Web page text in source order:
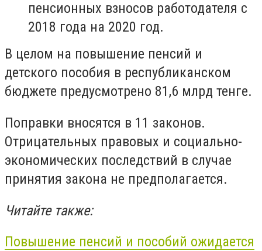
пенсионных взносов работодателя с
2018 года на 2020 год.
В целом на повышение пенсий и
детского пособия в республиканском
бюджете предусмотрено 81,6 млрд тенге.
Поправки вносятся в 11 законов.
Отрицательных правовых и социально-
экономических последствий в случае
принятия закона не предполагается.
Читайте также:
Повышение пенсий и пособий ожидается